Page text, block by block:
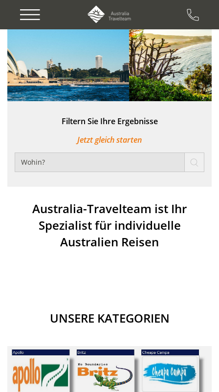
Next
Filtern Sie Ihre Ergebnisse
Jetzt gleich starten
Australia-Travelteam ist Ihr
Spezialist für individuelle
Australien Reisen
UNSERE KATEGORIEN